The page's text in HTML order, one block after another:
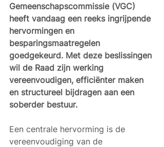
Gemeenschapscommissie (VGC)
heeft vandaag een reeks ingrijpende
hervormingen en
besparingsmaatregelen
goedgekeurd. Met deze beslissingen
wil de Raad zijn werking
vereenvoudigen, efficiënter maken
en structureel bijdragen aan een
soberder bestuur.
Een centrale hervorming is de
vereenvoudiging van de